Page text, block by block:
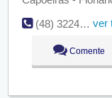
(48) 3224-4075
ver
Comente